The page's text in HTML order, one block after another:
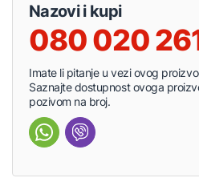
Nazovi i kupi
080 020
Imate li pitanje u vezi ovog
Saznajte dostupnost ovoga
pozivom na broj.